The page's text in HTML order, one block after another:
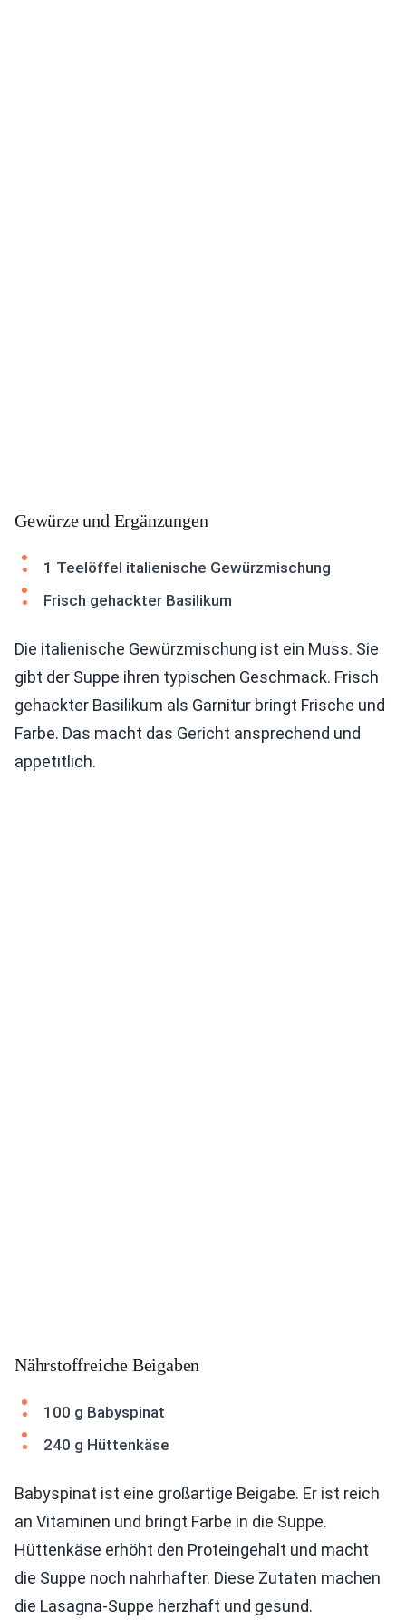
Gewürze und Ergänzungen
1 Teelöffel italienische Gewürzmischung
Frisch gehackter Basilikum
Die italienische Gewürzmischung ist ein Muss. Sie
gibt der Suppe ihren typischen Geschmack. Frisch
gehackter Basilikum als Garnitur bringt Frische und
Farbe. Das macht das Gericht ansprechend und
appetitlich.
Nährstoffreiche Beigaben
100 g Babyspinat
240 g Hüttenkäse
Babyspinat ist eine großartige Beigabe. Er ist reich
an Vitaminen und bringt Farbe in die Suppe.
Hüttenkäse erhöht den Proteingehalt und macht
die Suppe noch nahrhafter. Diese Zutaten machen
die Lasagna-Suppe herzhaft und gesund.